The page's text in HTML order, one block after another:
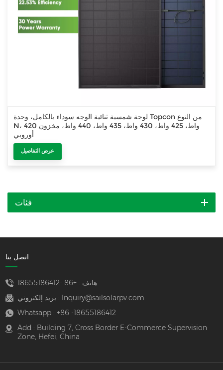
لوحة شمسية ثنائية الوجه سوداء بالكامل، وحدة Topcon من النوع
N، 420 واط، 425 واط، 430 واط، 435 واط، 440 واط، مخزون
أوروبي
عرض التفاصيل
فئات
اتصل بنا
هاتف :+86 -18655186412
بريد إلكتروني :
Inquiry@sailsolarpv.com
Whatsapp : +86 -18655186412
Add : Building 7, Cross Border E-Commerce Supervision
Zone, Hefei, China